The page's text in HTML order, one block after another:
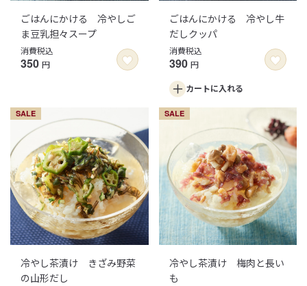
ごはんにかける 冷やしご
ま豆乳担々スープ
消費税込
350 円
ごはんにかける 冷やし牛
だしクッパ
消費税込
390 円
カートに入れる
SALE
冷やし茶漬け きざみ野菜
の山形だし
SALE
冷やし茶漬け 梅肉と長い
も